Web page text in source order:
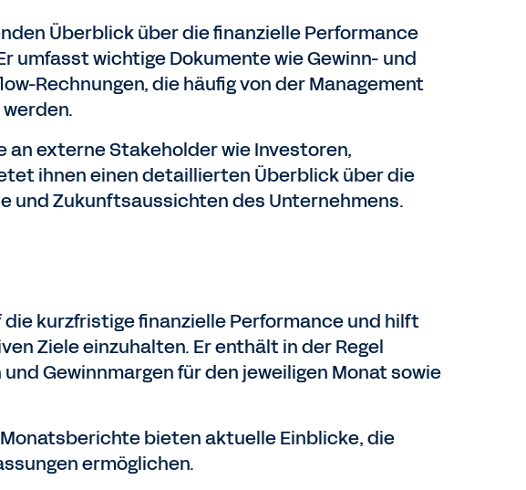
Überblick über die finanzielle Performance
umfasst wichtige Dokumente wie Gewinn- und
Rechnungen, die häufig von der Management
externe Stakeholder wie Investoren,
ihnen einen detaillierten Überblick über die
und Zukunftsaussichten des Unternehmens.
kurzfristige finanzielle Performance und hilft
Ziele einzuhalten. Er enthält in der Regel
Gewinnmargen für den jeweiligen Monat sowie
bieten aktuelle Einblicke, die
ermöglichen.